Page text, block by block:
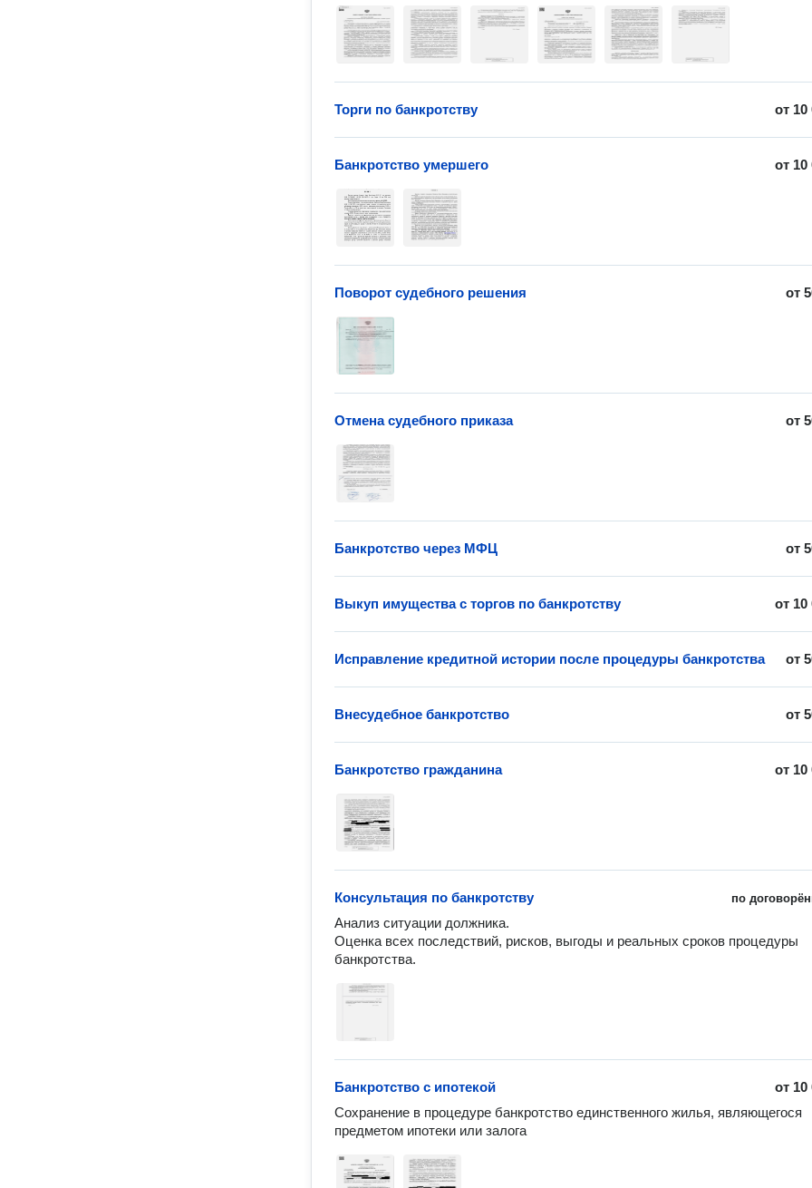
от 10
Торги по банкротству
от 10
Банкротство умершего
от
Поворот судебного решения
от
Отмена судебного приказа
от
Банкротство через МФЦ
от 10
Выкуп имущества с торгов по банкротству
от
Исправление кредитной истории после процедуры банкротства
от
Внесудебное банкротство
от 10
Банкротство гражданина
по
Консультация по банкротству
Анализ ситуации должника.
Оценка всех последствий, рисков, выгоды и реальных сроков процедуры
банкротства.
от 10
Банкротство с ипотекой
Сохранение в процедуре банкротство единственного жилья, являющегося
предметом ипотеки или залога